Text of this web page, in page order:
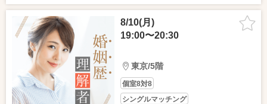
8/10(月)
19:00〜20:30
東京/5階
個室8対8
シングルマッチング